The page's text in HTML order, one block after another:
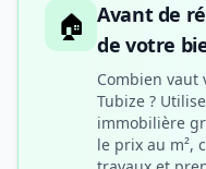
🏠 Avant de
de votre
Combien vaut
Tubize ?
immobilière
le prix au m²,